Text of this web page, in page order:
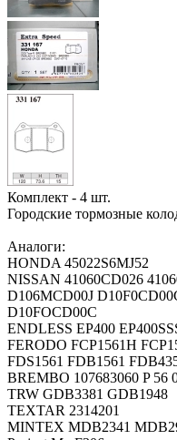
Комплект - 4 шт.
Городские тормозные
Аналоги:
HONDA 45022S6MJ52
NISSAN 41060CD026
D106MCD00J
D10FOCD00C
ENDLESS EP400
FERODO FCP1561H
FDS1561 FDB1561
BREMBO 107683060 P 56
TRW GDB3381 GDB1948
TEXTAR 2314201
MINTEX MDB2341